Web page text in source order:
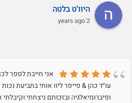
היוו'ט בלטה
2 years ago
עו״ד כהן & פייפר ליוו אותי בתביעת
ופיברומיאלגיה ובזכותם ניצחתי